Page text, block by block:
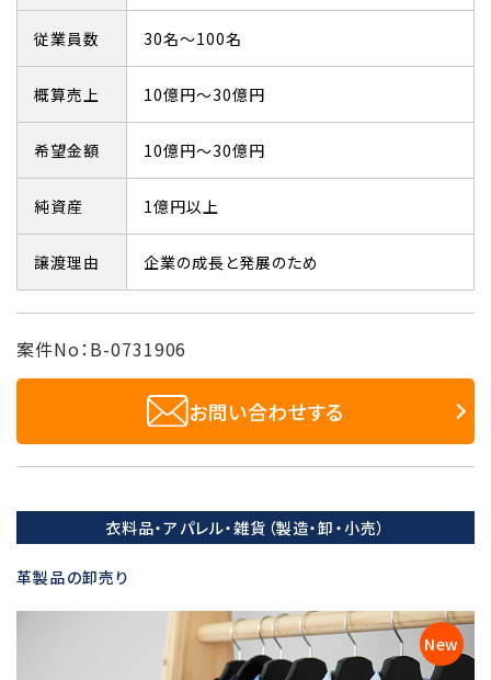
従業員数 30名～100名
概算売上 10億円～30億円
希望金額 10億円～30億円
純資産 1億円以上
譲渡理由 企業の成長と発展のため
案件No：B-0731906
お問い合わせする
衣料品・アパレル・雑貨（製造・卸・小売）
革製品の卸売り